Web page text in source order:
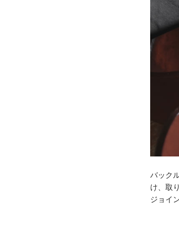
バック
け、取
ジョイ